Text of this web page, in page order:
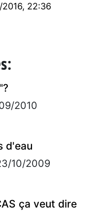
2016, 22:36
2010
d'eau
10/2009
ça veut dire